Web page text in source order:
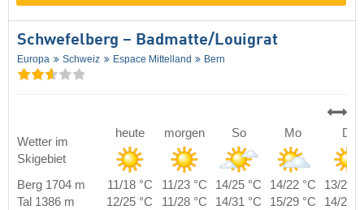
Schwefelberg – Badmatte/​Louigrat
Europa Schweiz Espace Mittelland Bern
Wetter im
Skigebiet
heute morgen So Mo Di
Berg 1704 m 11/18 °C 11/23 °C 14/25 °C 14/22 °C
13/20
Tal 1386 m
12/25 °C 11/28 °C 14/31 °C 15/29 °C 14/29